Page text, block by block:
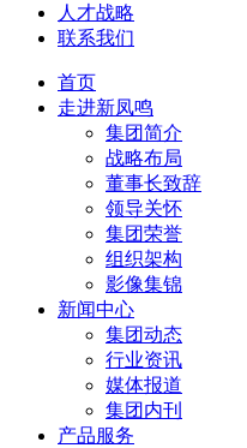
人才战略
联系我们
首页
走进新凤鸣
集团简介
战略布局
董事长致辞
领导关怀
集团荣誉
组织架构
影像集锦
新闻中心
集团动态
行业资讯
媒体报道
集团内刊
产品服务